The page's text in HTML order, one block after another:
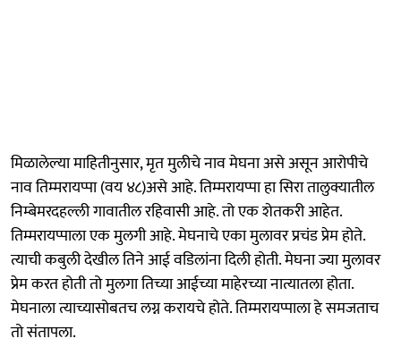
मिळालेल्या माहितीनुसार, मृत मुलीचे नाव मेघना असे असून आरोपीचे
नाव तिम्मरायप्पा (वय ४८)असे आहे. तिम्मरायप्पा हा सिरा तालुक्यातील
निम्बेमरदहल्ली गावातील रहिवासी आहे. तो एक शेतकरी आहेत.
तिम्मरायप्पाला एक मुलगी आहे. मेघनाचे एका मुलावर प्रचंड प्रेम होते.
त्याची कबुली देखील तिने आई वडिलांना दिली होती. मेघना ज्या मुलावर
प्रेम करत होती तो मुलगा तिच्या आईच्या माहेरच्या नात्यातला होता.
मेघनाला त्याच्यासोबतच लग्न करायचे होते. तिम्मरायप्पाला हे समजताच
तो संतापला.